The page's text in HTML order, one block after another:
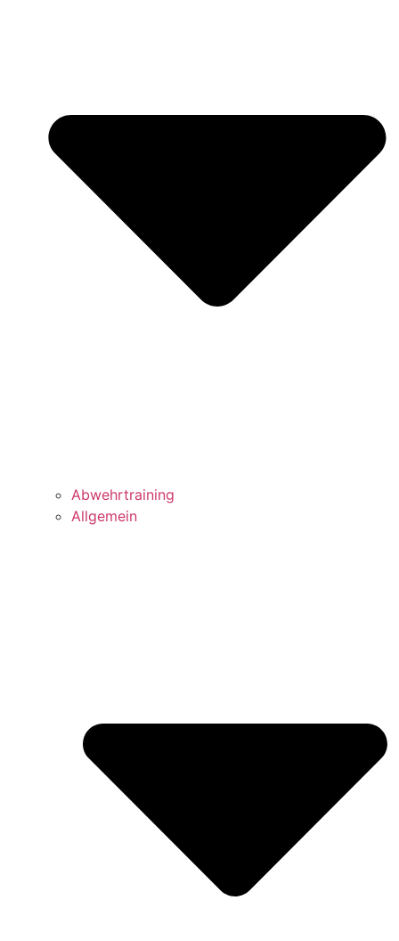
Abwehrtraining
Allgemein